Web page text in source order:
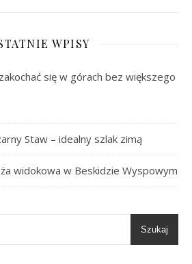
WPISY
się w górach bez większego
Staw – idealny szlak zimą
widokowa w Beskidzie Wyspowym
Szukaj